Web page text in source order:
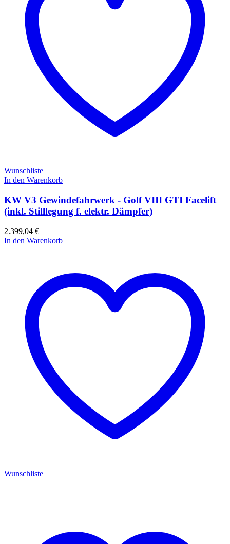
Wunschliste
In den Warenkorb
KW V3 Gewindefahrwerk - Golf VIII GTI Facelift
(inkl. Stilllegung f. elektr. Dämpfer)
2.399,04 €
In den Warenkorb
Wunschliste